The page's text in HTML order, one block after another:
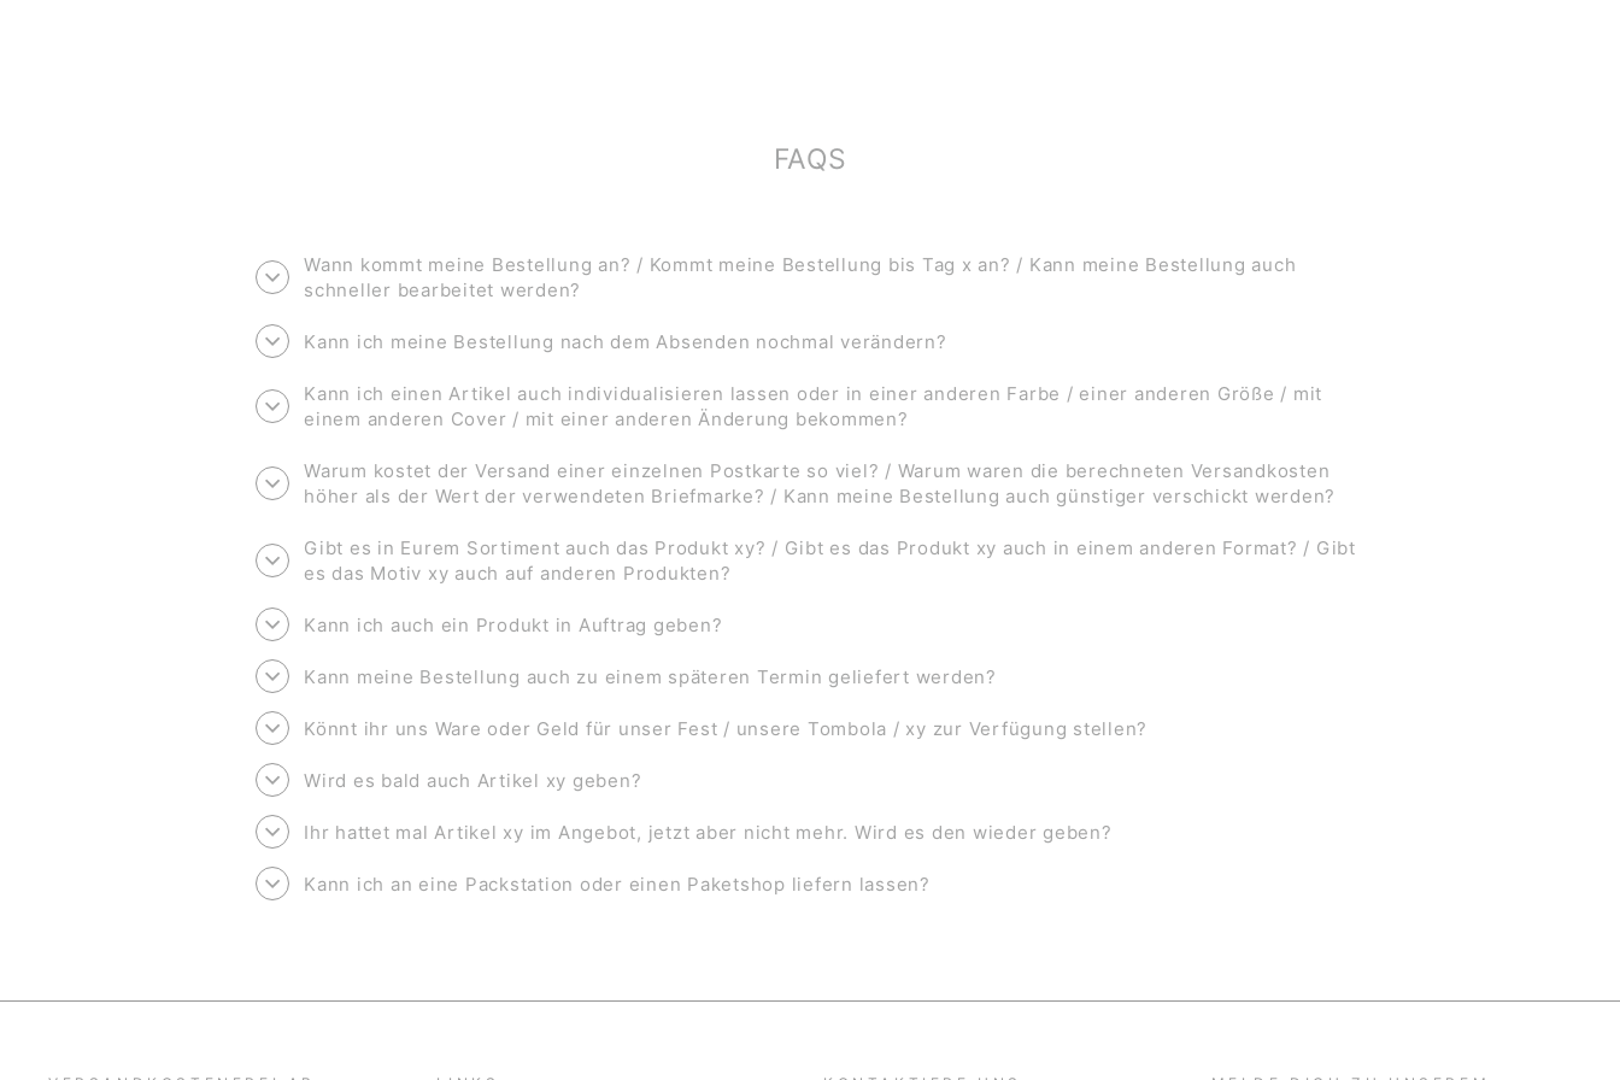
FAQS
Wann kommt meine Bestellung an? / Kommt meine Bestellung bis Tag x an? / Kann meine Bestellung auch
schneller bearbeitet werden?
Kann ich meine Bestellung nach dem Absenden nochmal verändern?
Kann ich einen Artikel auch individualisieren lassen oder in einer anderen Farbe / einer anderen Größe / mit
einem anderen Cover / mit einer anderen Änderung bekommen?
Warum kostet der Versand einer einzelnen Postkarte so viel? / Warum waren die berechneten Versandkosten
höher als der Wert der verwendeten Briefmarke? / Kann meine Bestellung auch günstiger verschickt werden?
Gibt es in Eurem Sortiment auch das Produkt xy? / Gibt es das Produkt xy auch in einem anderen Format? / Gibt
es das Motiv xy auch auf anderen Produkten?
Kann ich auch ein Produkt in Auftrag geben?
Kann meine Bestellung auch zu einem späteren Termin geliefert werden?
Könnt ihr uns Ware oder Geld für unser Fest / unsere Tombola / xy zur Verfügung stellen?
Wird es bald auch Artikel xy geben?
Ihr hattet mal Artikel xy im Angebot, jetzt aber nicht mehr. Wird es den wieder geben?
Kann ich an eine Packstation oder einen Paketshop liefern lassen?